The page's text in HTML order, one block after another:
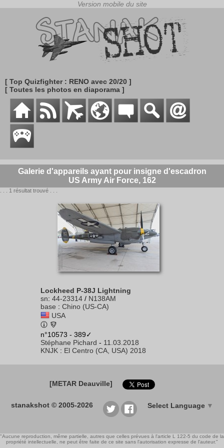
[ Top Quizfighter : RENO avec 20/20 ]
[ Toutes les photos en diaporama ]
Galerie d'appareils ayant pour insigne d'escadron
US Army Air Force, 162
. . . 1 résultat trouvé . . .
Lockheed P-38J Lightning
sn: 44-23314 / N138AM
base : Chino (US-CA)
USA
n°10573 - 389✓
Stéphane Pichard - 11.03.2018
KNJK : El Centro (CA, USA) 2018
[METAR Deauville]
stanakshot © 2005-2026 Select Language ▼
"Aucune reproduction, même partielle, autres que celles prévues à l'article L 122-5 du code de la
propriété intellectuelle, ne peut être faite de ce site sans l'autorisation expresse de l'auteur."